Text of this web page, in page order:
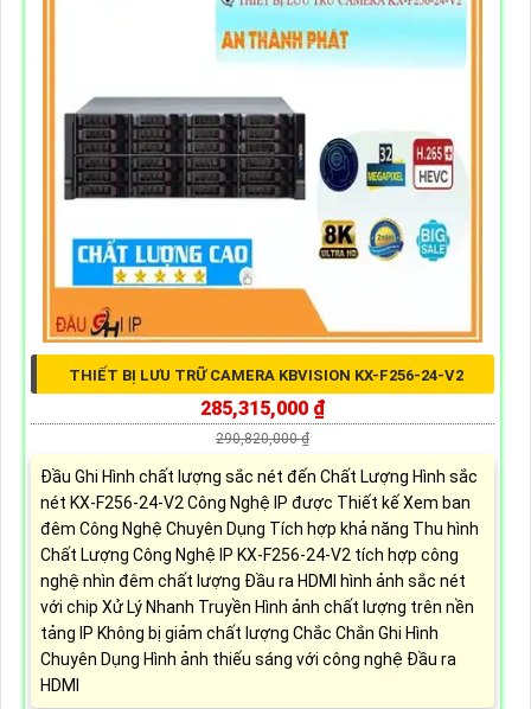
THIẾT BỊ LƯU TRỮ CAMERA KBVISION KX-F256-24-V2
285,315,000 ₫
290,820,000 ₫
Đầu Ghi Hình chất lượng sắc nét đến Chất Lượng Hình sắc
nét KX-F256-24-V2 Công Nghệ IP được Thiết kế Xem ban
đêm Công Nghệ Chuyên Dụng Tích hợp khả năng Thu hình
Chất Lượng Công Nghệ IP KX-F256-24-V2 tích hợp công
nghệ nhìn đêm chất lượng Đầu ra HDMI hình ảnh sắc nét
với chip Xử Lý Nhanh Truyền Hình ảnh chất lượng trên nền
tảng IP Không bị giảm chất lượng Chắc Chắn Ghi Hình
Chuyên Dụng Hình ảnh thiếu sáng với công nghệ Đầu ra
HDMI